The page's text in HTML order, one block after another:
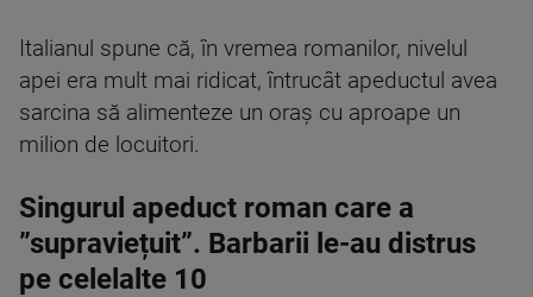
Italianul spune că, în vremea romanilor, nivelul
apei era mult mai ridicat, întrucât apeductul avea
sarcina să alimenteze un oraș cu aproape un
milion de locuitori.
Singurul apeduct roman care a
”supraviețuit”. Barbarii le-au distrus
pe celelalte 10